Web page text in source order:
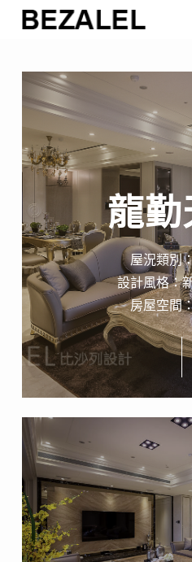
Skip
content
龍
屋況類別
設計風格：
房屋空間